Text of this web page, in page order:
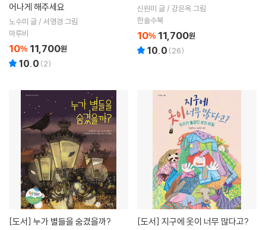
어나게 해주세요
노수미 글 / 서영경 그림
마루비
10% 11,700원
10.0 (2)
신원미 글 / 강은옥 그림
한솔수북
10% 11,700원
10.0 (26)
[도서] 누가 별들을 숨겼을까? [도서] 지구에 옷이 너무 많다고?